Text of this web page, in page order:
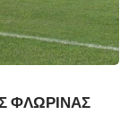
ΦΛΩΡΙΝΑΣ